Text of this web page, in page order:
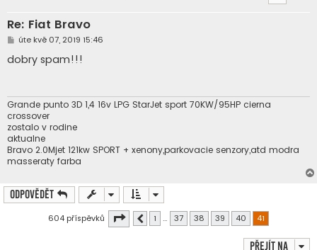
Re: Fiat Bravo
P
í
s
v
e
k
úte kvě 07, 2019 15:46
dobry spam!!!
Grande punto 3D 1,4 16v LPG StarJet sport 70KW/95HP cierna
crossover
zostalo v rodine
aktualne
Bravo 2.0Mjet 121kw SPORT + xenony,parkovacie senzory,atd modra
masseraty farba
Odpovědět
604 příspěvků Stránka z41
Předchozí
1 … 37 38 39 40 41
Přejít na